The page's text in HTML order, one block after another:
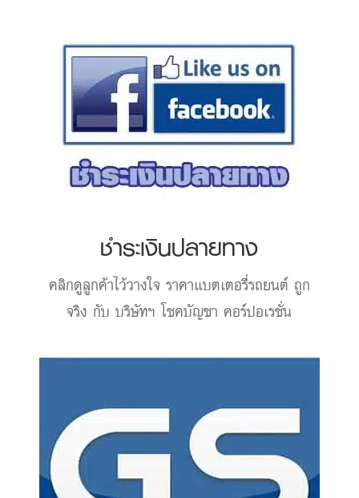
ชำระเงินปลายทาง
คลิกดูลูกค้าไว้วางใจ ราคาแบตเตอรี่รถยนต์ถูก
จริง กับ บริษัทฯ โชคบัญชา คอร์ปอเรชั่น